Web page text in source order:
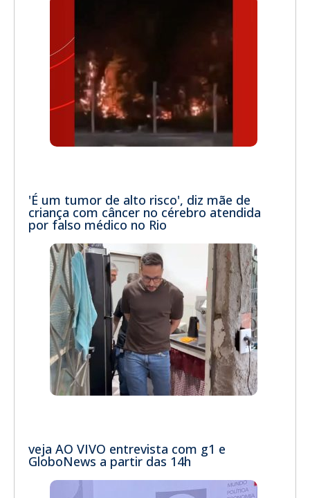
'É um tumor de alto risco', diz mãe de
criança com câncer no cérebro atendida
por falso médico no Rio
veja AO VIVO entrevista com g1 e
GloboNews a partir das 14h